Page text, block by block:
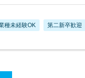
種未経験OK 第二新卒歓迎